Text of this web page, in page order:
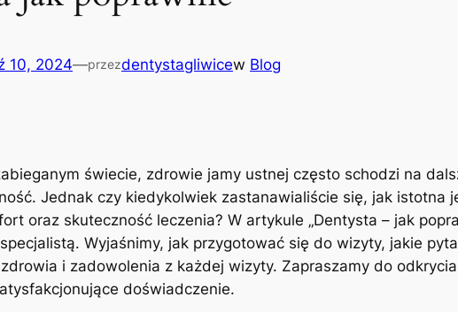
10, 2024—przezdentystagliwicew Blog
świecie,​ zdrowie jamy ustnej często ‍schodzi na
Jednak czy kiedykolwiek zastanawialiście się, jak istotna
oraz skuteczność⁢ leczenia? W ⁤artykule „Dentysta ​– jak
Wyjaśnimy, jak⁢ przygotować⁣ się do wizyty, jakie
⁢i zadowolenia z ‌każdej​ wizyty. Zapraszamy do
doświadczenie.